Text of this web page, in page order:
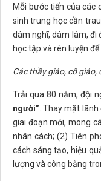
Mỗi bước tiến của các
sinh trung học cần
dám nghĩ, dám làm, đi
học tập và rèn luyện
Các thầy giáo, cô giáo,
Trải qua 80 năm, đội
người” . Thay mặt
giai đoạn mới, mong
nhân cách; (2) Tiên
cách sáng tạo, hiệu
lượng và công bằng